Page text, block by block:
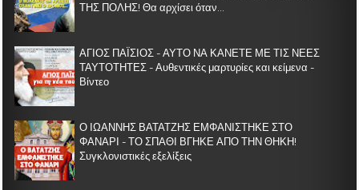
ΤΗΣ ΠΟΛΗΣ! Θα αρχίσει όταν...
ΑΓΙΟΣ ΠΑΪΣΙΟΣ - ΑΥΤΟ ΝΑ ΚΑΝΕΤΕ ΜΕ ΤΙΣ ΝΕΕΣ
ΤΑΥΤΟΤΗΤΕΣ - Αυθεντικές μαρτυρίες και κείμενα -
Βίντεο
Ο ΙΩΑΝΝΗΣ ΒΑΤΑΤΖΗΣ ΕΜΦΑΝΙΣΤΗΚΕ ΣΤΟ
ΦΑΝΑΡΙ - ΤΟ ΣΠΑΘΙ ΒΓΗΚΕ ΑΠΟ ΤΗΝ ΘΗΚΗ!
Συγκλονιστικές εξελίξεις